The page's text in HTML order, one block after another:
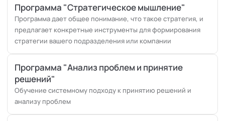
Программа "Стратегическое мышление"
Программа дает общее понимание, что такое стратегия, и
предлагает конкретные инструменты для формирования
стратегии вашего подразделения или компании
Программа "Анализ проблем и принятие
решений"
Обучение системному подходу к принятию решений и
анализу проблем